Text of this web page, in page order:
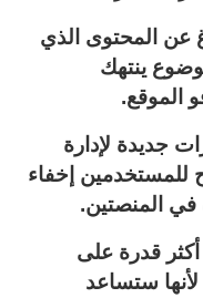
عن المحتوى الذي
ينتهك
الموقع.
جديدة لإدارة
للمستخدمين إخفاء
في المنصتين.
قدرة على
ستساعد